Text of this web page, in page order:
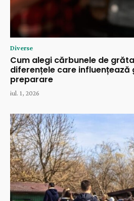
Diverse
Cum alegi cărbunele de
diferențele care influențează
preparare
iul. 1, 2026